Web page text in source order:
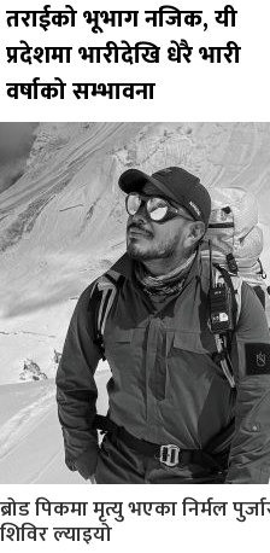
तराईको भूभाग नजिक, यी
प्रदेशमा भारीदेखि धेरै भारी
वर्षाको सम्भावना
ब्रोड पिकमा मृत्यु भएका निर्मल
शिविर ल्याइयो